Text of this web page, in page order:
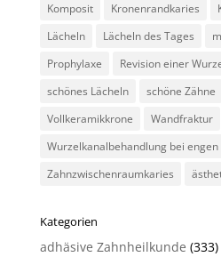
Komposit
Kronenrandkaries
Lächeln
Lächeln des Tages
Prophylaxe
Revision einer
schönes Lächeln
schöne Zähne
Vollkeramikkrone
Wandfraktur
Wurzelkanalbehandlung bei engen
Zahnzwischenraumkaries
Kategorien
adhäsive Zahnheilkunde (333)